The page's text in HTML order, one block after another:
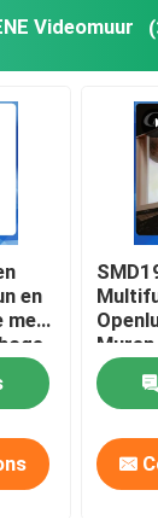
Videomuur
en
met